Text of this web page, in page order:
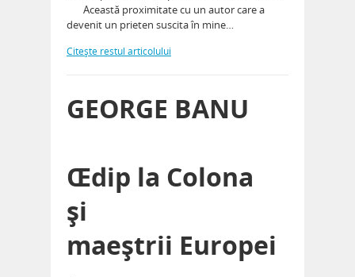
Această proximitate cu un autor care a
devenit un prieten suscita în mine…
Citeşte restul articolului
GEORGE BANU
Œdip la Colona
și
maeștrii Europei